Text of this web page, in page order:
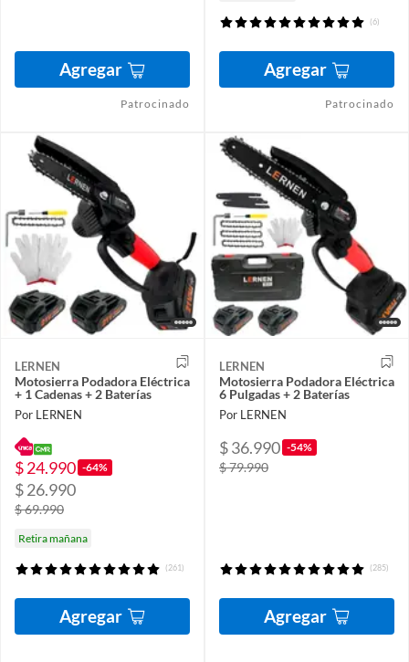
Agregar
Patrocinado
(6)
Agregar
Patrocinado
LERNEN
Motosierra Podadora Eléctrica
+ 1 Cadenas + 2 Baterías
Por LERNEN
$ 24.990 -64%
$ 26.990
$ 69.990
Retira mañana
(261)
Agregar
LERNEN
Motosierra Podadora Eléctrica
6 Pulgadas + 2 Baterías
Por LERNEN
$ 36.990 -54%
$ 79.990
(285)
Agregar